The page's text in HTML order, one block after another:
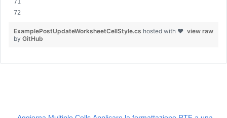
view raw
ExamplePostUpdateWorksheetCellStyle.cs hosted with ❤
by GitHub